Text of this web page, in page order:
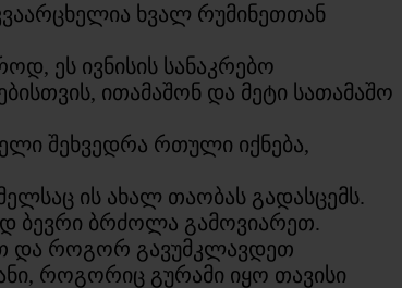
ხვალ რუმინეთთან
ეს ივნისის სანაკრებო
ითამაშონ და მეტი სათამაშო
შეხვედრა რთული იქნება,
ის ახალ თაობას გადასცემს.
ბევრი ბრძოლა გამოვიარეთ.
და როგორ გავუმკლავდეთ
როგორიც გურამი იყო თავისი